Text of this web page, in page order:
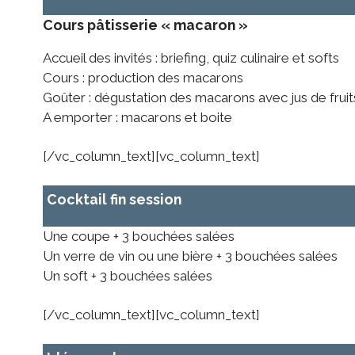
Cours pâtisserie « macaron »
Accueil des invités : briefing, quiz culinaire et softs
Cours : production des macarons
Goûter : dégustation des macarons avec jus de
A emporter : macarons et boite
[/vc_column_text][vc_column_text]
Cocktail fin session
Une coupe + 3 bouchées salées
Un verre de vin ou une bière + 3 bouchées salées
Un soft + 3 bouchées salées
[/vc_column_text][vc_column_text]